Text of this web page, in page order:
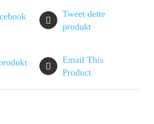
Tweet dette
produkt
Email This
Product